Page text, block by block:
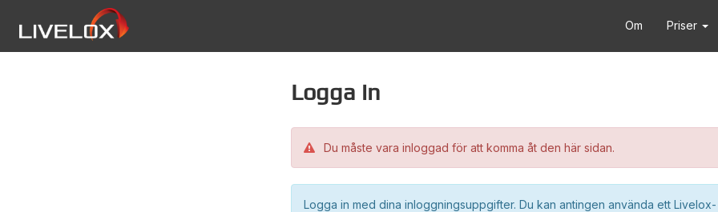
Om Priser
Logga in
Du måste vara inloggad för att komma åt den här sidan.
Logga in med dina inloggningsuppgifter. Du kan antingen använda ett Livelox-